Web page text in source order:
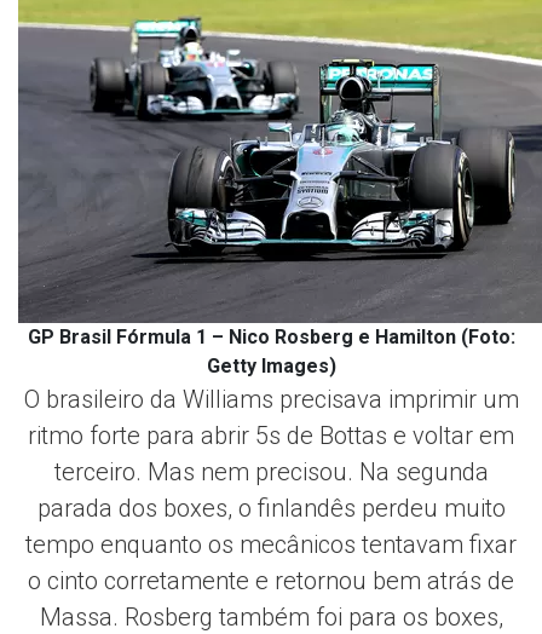
GP Brasil Fórmula 1 – Nico Rosberg e Hamilton (Foto:
Getty Images)
O brasileiro da Williams precisava imprimir um
ritmo forte para abrir 5s de Bottas e voltar em
terceiro. Mas nem precisou. Na segunda
parada dos boxes, o finlandês perdeu muito
tempo enquanto os mecânicos tentavam fixar
o cinto corretamente e retornou bem atrás de
Massa. Rosberg também foi para os boxes,